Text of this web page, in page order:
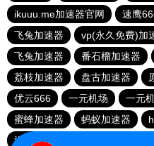
ikuuu.me加速器官网
速鹰
飞兔加速器
vp(永久免费)加
飞兔加速器
番石榴加速器
荔枝加速器
盘古加速器
优云666
一元机场 一元
蜜蜂加速器
蚂蚁加速器
泡泡狗加速器